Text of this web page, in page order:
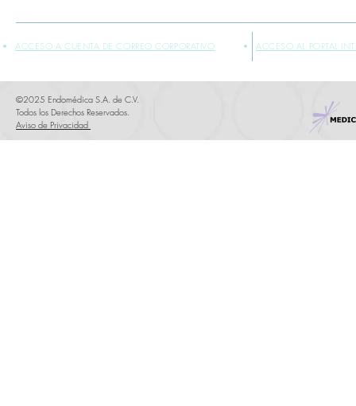
ACCESO A CUENTA DE CORREO CORPORATIVO ACCESO AL PORTAL
©2025 Endomédica S.A. de C.V.
Todos los Derechos Reservados.
Aviso de Privacidad